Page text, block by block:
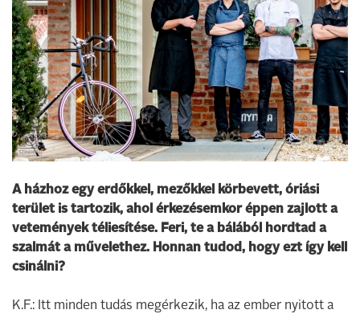
A házhoz egy erdőkkel, mezőkkel körbevett, óriási
terület is tartozik, ahol érkezésemkor éppen zajlott a
vetemények téliesítése. Feri, te a bálából hordtad a
szalmát a művelethez. Honnan tudod, hogy ezt így kell
csinálni?
K.F.: Itt minden tudás megérkezik, ha az ember nyitott a